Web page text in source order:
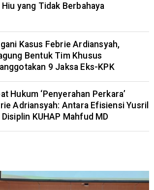
Hiu yang Tidak Berbahaya
Kasus Febrie Ardiansyah,
Bentuk Tim Khusus
9 Jaksa Eks-KPK
Hukum ‘Penyerahan Perkara’
Adriansyah: Antara Efisiensi Yusril
Disiplin KUHAP Mahfud MD